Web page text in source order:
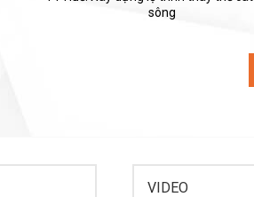
sông
VIDEO